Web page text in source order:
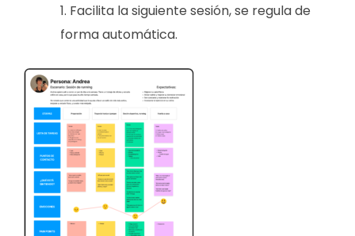
Facilita la siguiente sesión, se regula de
forma automática.